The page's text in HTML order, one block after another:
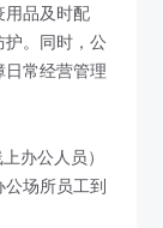
用品及时配
护。同时，公
日常经营管理
办公人员）
场所员工到